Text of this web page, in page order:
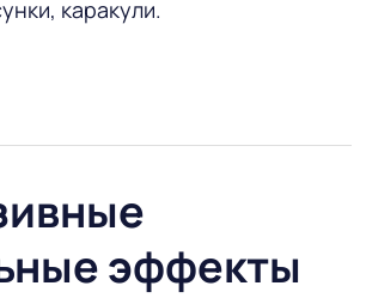
каракули.
эффекты